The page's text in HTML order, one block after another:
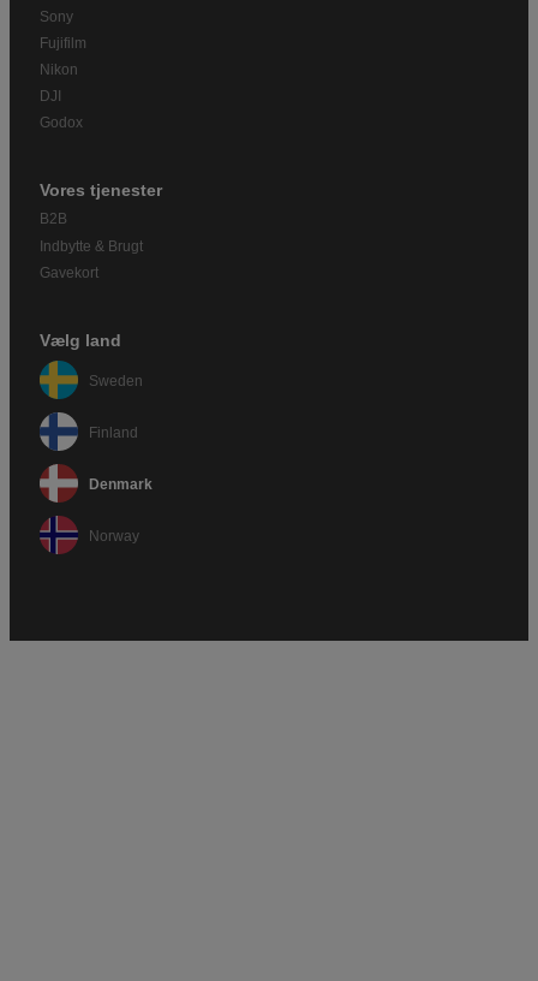
Sony
Fujifilm
Nikon
DJI
Godox
Vores tjenester
B2B
Indbytte & Brugt
Gavekort
Vælg land
Sweden
Finland
Denmark
Norway